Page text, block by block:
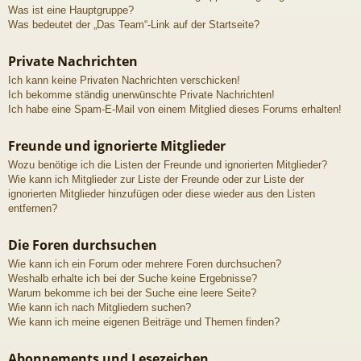
Was ist eine Hauptgruppe?
Was bedeutet der „Das Team“-Link auf der Startseite?
Private Nachrichten
Ich kann keine Privaten Nachrichten verschicken!
Ich bekomme ständig unerwünschte Private Nachrichten!
Ich habe eine Spam-E-Mail von einem Mitglied dieses Forums erhalten!
Freunde und ignorierte Mitglieder
Wozu benötige ich die Listen der Freunde und ignorierten Mitglieder?
Wie kann ich Mitglieder zur Liste der Freunde oder zur Liste der
ignorierten Mitglieder hinzufügen oder diese wieder aus den Listen
entfernen?
Die Foren durchsuchen
Wie kann ich ein Forum oder mehrere Foren durchsuchen?
Weshalb erhalte ich bei der Suche keine Ergebnisse?
Warum bekomme ich bei der Suche eine leere Seite?
Wie kann ich nach Mitgliedern suchen?
Wie kann ich meine eigenen Beiträge und Themen finden?